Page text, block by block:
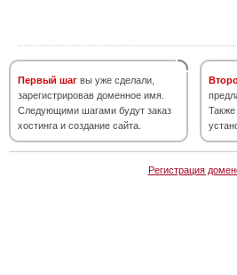
Первый шаг вы уже сделали,
зарегистрировав доменное имя.
Следующими шагами будут заказ
хостинга и создание сайта.
Также
Регистрация